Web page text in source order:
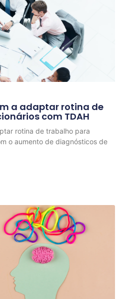
a adaptar rotina de
com TDAH
rotina de trabalho para
o aumento de diagnósticos de